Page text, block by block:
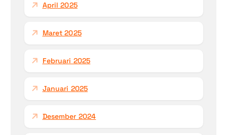
April 2025
Maret 2025
Februari 2025
Januari 2025
Desember 2024